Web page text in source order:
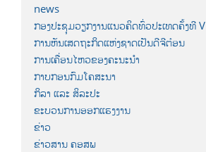
news
ກອງປະຊຸມວຽກງານແນວຄິດທົ່ວປະເທດຄັ້ງທີ V
ການຫັນເສດຖະກິດແຫ່ງຊາດເປັນດີຈີຕ໋ອນ
ການເຄື່ອນໄຫວຂອງຄະນະນຳ
ກາບກອນກົມໂຄສະນາ
ກິລາ ແລະ ສິລະປະ
ຂະບວນການອອກແຮງງານ
ຂ່າວ
ຂ່າວສານ ຄອສພ